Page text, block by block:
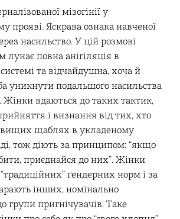
мізогінії у
прояві. Яскрава ознака навченої
насильство. У цій розмові
лунає повна анігіляція в
та відчайдушна, хоча й
уникнути подальшого насильства
вдаються до таких тактик,
і визнання від тих, хто
вищих щаблях в укладеному
тож діють за принципом: “якщо
приєднайся до них”. Жінки
ґендерних норм і за
інших, номінально
групи пригнічувачів. Таке